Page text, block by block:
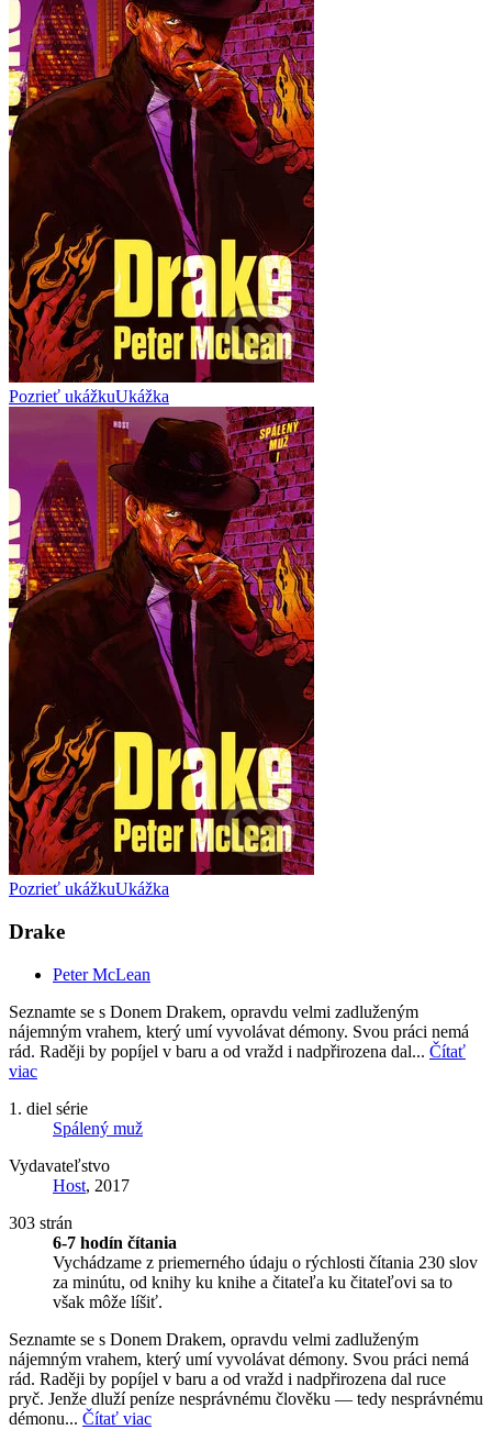
Pozrieť ukážkuUkážka
Pozrieť ukážkuUkážka
Drake
Peter McLean
Seznamte se s Donem Drakem, opravdu velmi zadluženým
nájemným vrahem, který umí vyvolávat démony. Svou práci nemá
rád. Raději by popíjel v baru a od vražd i nadpřirozena dal... Čítať
viac
1. diel série
Spálený muž
Vydavateľstvo
Host, 2017
303 strán
6-7 hodín čítania
Vychádzame z priemerného údaju o rýchlosti čítania 230 slov
za minútu, od knihy ku knihe a čitateľa ku čitateľovi sa to
však môže líšiť.
Seznamte se s Donem Drakem, opravdu velmi zadluženým
nájemným vrahem, který umí vyvolávat démony. Svou práci nemá
rád. Raději by popíjel v baru a od vražd i nadpřirozena dal ruce
pryč. Jenže dluží peníze nesprávnému člověku — tedy nesprávnému
démonu... Čítať viac